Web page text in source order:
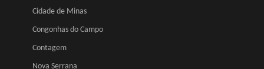
Cidade de Minas
Congonhas do Campo
Contagem
Nova Serrana